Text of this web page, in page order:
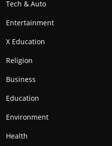
Tech & Auto
Entertainment
X Education
Religion
Business
Education
Environment
Health